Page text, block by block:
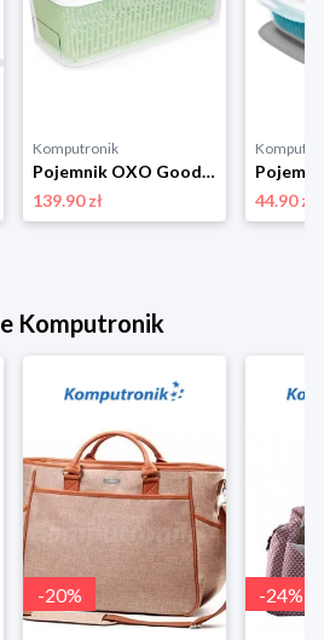
Komputronik
Pojemnik OXO Good Grips L 11140100 biały
139.90 zł
44.90 zł
Komputronik
-20% -24%